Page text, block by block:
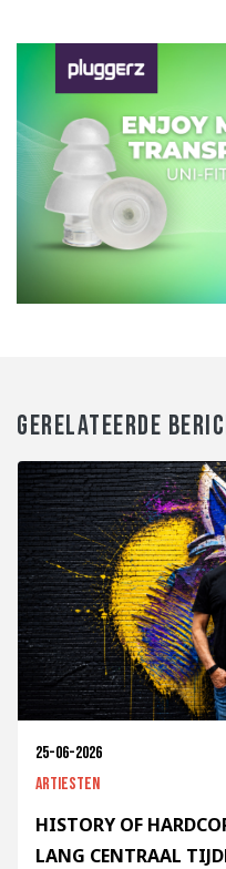
GERELATEERDE
25-06-2026
Artiesten
HISTORY OF
LANG CENTRAAL